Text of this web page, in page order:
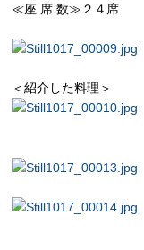
≪座 席 数≫２４席
＜紹介した料理＞